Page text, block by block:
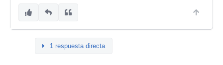
1 respuesta directa